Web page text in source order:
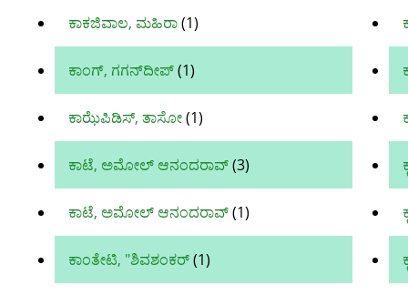
ಕಾಕಜಿವಾಲ, ಮಹಿರಾ(1)
ಕಾಂಗ್, ಗಗನ್‍ದೀಪ್(1)
ಕಾಝೆಪಿಡಿಸ್, ತಾಸೋ(1)
ಕಾಟೆ, ಅಮೋಲ್‌ ಆನಂದರಾವ್‌(3)
ಕಾಟೆ, ಅಮೋಲ್ ಆನಂದರಾವ್(1)
ಕಾಂತೇಟಿ, "ಶಿವಶಂಕರ್(1)